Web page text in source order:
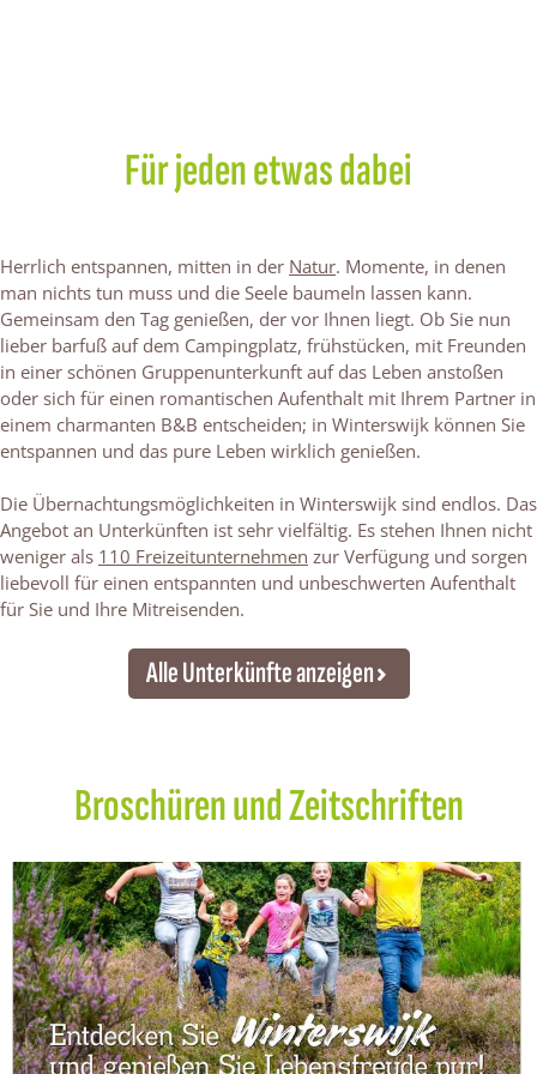
Für jeden etwas dabei
Herrlich entspannen, mitten in der Natur. Momente, in denen
man nichts tun muss und die Seele baumeln lassen kann.
Gemeinsam den Tag genießen, der vor Ihnen liegt. Ob Sie nun
lieber barfuß auf dem Campingplatz, frühstücken, mit Freunden
in einer schönen Gruppenunterkunft auf das Leben anstoßen
oder sich für einen romantischen Aufenthalt mit Ihrem Partner in
einem charmanten B&B entscheiden; in Winterswijk können Sie
entspannen und das pure Leben wirklich genießen.
Die Übernachtungsmöglichkeiten in Winterswijk sind endlos. Das
Angebot an Unterkünften ist sehr vielfältig. Es stehen Ihnen nicht
weniger als 110 Freizeitunternehmen zur Verfügung und sorgen
liebevoll für einen entspannten und unbeschwerten Aufenthalt
für Sie und Ihre Mitreisenden.
Alle Unterkünfte anzeigen
Broschüren und Zeitschriften
M
a
g
a
z
i
n